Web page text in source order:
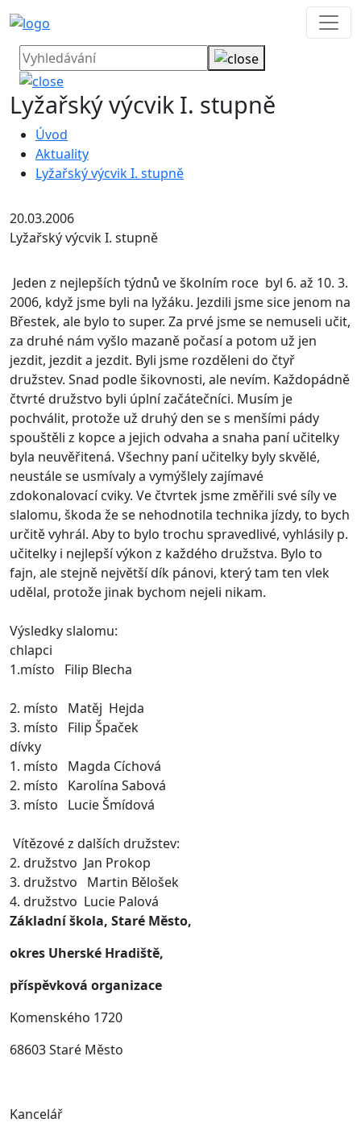
Lyžařský výcvik I. stupně
Úvod
Aktuality
Lyžařský výcvik I. stupně
20.03.2006
Lyžařský výcvik I. stupně
Jeden z nejlepších týdnů ve školním roce byl 6. až 10. 3.
2006, když jsme byli na lyžáku. Jezdili jsme sice jenom na
Břestek, ale bylo to super. Za prvé jsme se nemuseli učit,
za druhé nám vyšlo mazaně počasí a potom už jen
jezdit, jezdit a jezdit. Byli jsme rozděleni do čtyř
družstev. Snad podle šikovnosti, ale nevím. Každopádně
čtvrté družstvo byli úplní začátečníci. Musím je
pochválit, protože už druhý den se s menšími pády
spouštěli z kopce a jejich odvaha a snaha paní učitelky
byla neuvěřitená. Všechny paní učitelky byly skvělé,
neustále se usmívaly a vymýšlely zajímavé
zdokonalovací cviky. Ve čtvrtek jsme změřili své síly ve
slalomu, škoda že se nehodnotila technika jízdy, to bych
určitě vyhrál. Aby to bylo trochu spravedlivé, vyhlásily p.
učitelky i nejlepší výkon z každého družstva. Bylo to
fajn, ale stejně největší dík pánovi, který tam ten vlek
udělal, protože jinak bychom nejeli nikam.
Výsledky slalomu:
chlapci
1.místo Filip Blecha
2. místo Matěj Hejda
3. místo Filip Špaček
dívky
1. místo Magda Cíchová
2. místo Karolína Sabová
3. místo Lucie Šmídová
Vítězové z dalších družstev:
2. družstvo Jan Prokop
3. družstvo Martin Bělošek
4. družstvo Lucie Palová
Základní škola, Staré Město,
okres Uherské Hradiště,
příspěvková organizace
Komenského 1720
68603 Staré Město
Kancelář